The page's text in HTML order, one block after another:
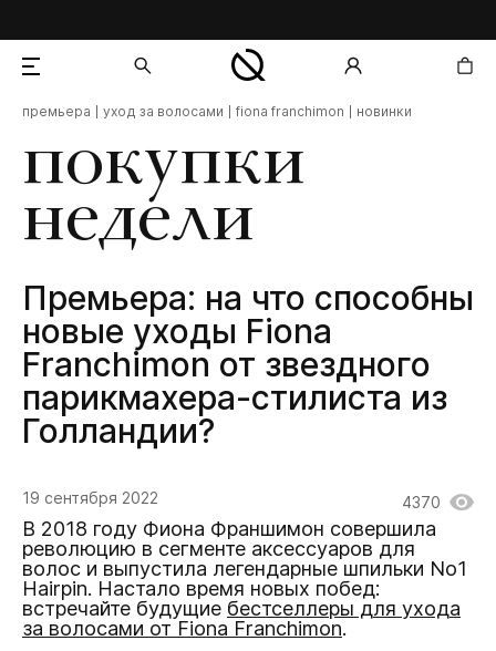
покупки
недели
Премьера: на что способны
новые уходы Fiona
Franchimon от звездного
парикмахера-стилиста из
Голландии?
премьера уход за волосами fiona franchimon новинки
19 сентября 2022 4370
В 2018 году Фиона Франшимон совершила
революцию в сегменте аксессуаров для
волос и выпустила легендарные шпильки No1
Hairpin. Настало время новых побед:
встречайте будущие бестселлеры для ухода
за волосами от Fiona Franchimon.